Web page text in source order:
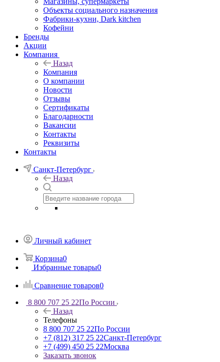
Объекты социального назначения
Фабрики-кухни, Dark kitchen
Кофейни
Бренды
Акции
Компания
Назад
Компания
О компании
Новости
Отзывы
Сертификаты
Благодарности
Вакансии
Контакты
Реквизиты
Контакты
Санкт-Петербург
Назад
Личный кабинет
Корзина0
Избранные товары0
Сравнение товаров0
8 800 707 25 22По России
Назад
Телефоны
8 800 707 25 22По России
+7 (812) 317 25 22Санкт-Петербург
+7 (499) 450 25 22Москва
Заказать звонок